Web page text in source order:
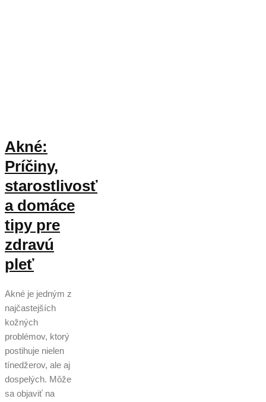
Akné:
Príčiny,
starostlivosť
a domáce
tipy pre
zdravú
pleť
Akné je jedným z
najčastejších
kožných
problémov, ktorý
postihuje nielen
tínedžerov, ale aj
dospelých. Môže
sa objaviť na